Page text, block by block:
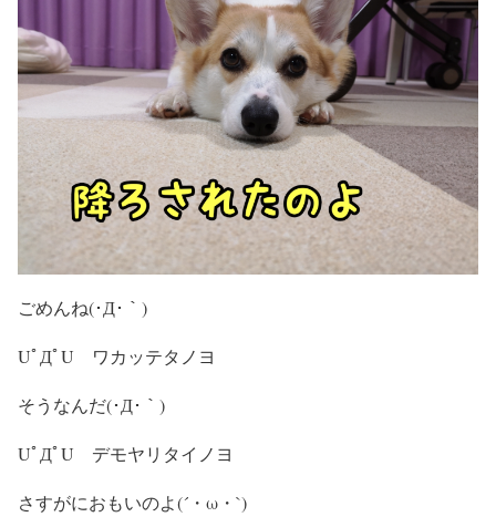
ごめんね(･Д･｀)
UﾟДﾟU ワカッテタノヨ
そうなんだ(･Д･｀)
UﾟДﾟU デモヤリタイノヨ
さすがにおもいのよ(´・ω・`)